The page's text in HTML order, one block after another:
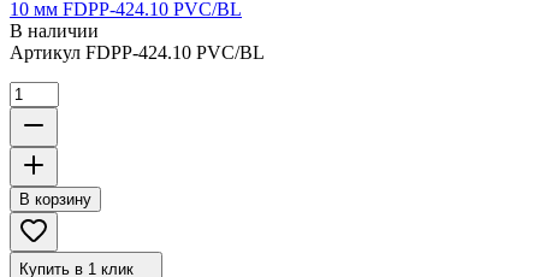
10 мм FDPP-424.10 PVC/BL
В наличии
Артикул FDPP-424.10 PVC/BL
В корзину
Купить в 1 клик